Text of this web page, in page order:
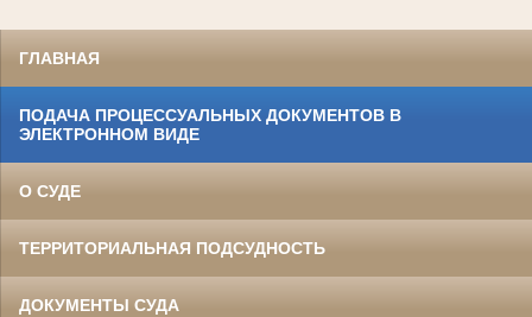
ГЛАВНАЯ
ПОДАЧА ПРОЦЕССУАЛЬНЫХ ДОКУМЕНТОВ В
ЭЛЕКТРОННОМ ВИДЕ
О СУДЕ
ТЕРРИТОРИАЛЬНАЯ ПОДСУДНОСТЬ
ДОКУМЕНТЫ СУДА